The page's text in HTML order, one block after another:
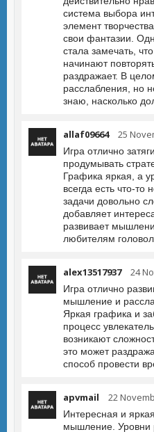
система выбора
элемент
свои фантазии.
стала замечать,
начинают
раздражает. В
расслабления, но
знаю, насколько
allaf09664 25
Игра отлично
продумывать
Графика яркая, а
всегда есть что-то
задачи довольно
добавляет
развивает
любителям
alex13517937 24
Игра отлично
мышление и
Яркая графика и
процесс
возникают
это может
способ провести
apvmail 22
Интересная и
мышление. Уровни